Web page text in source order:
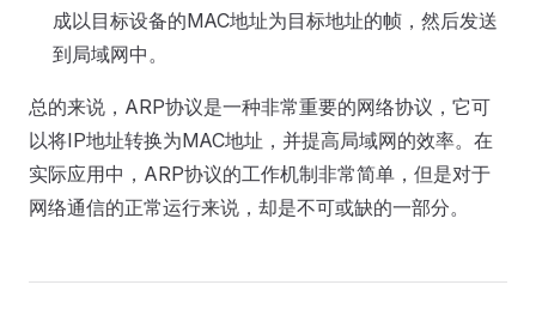
成以目标设备的MAC地址为目标地址的帧，然后发送
到局域网中。
总的来说，ARP协议是一种非常重要的网络协议，它可
以将IP地址转换为MAC地址，并提高局域网的效率。在
实际应用中，ARP协议的工作机制非常简单，但是对于
网络通信的正常运行来说，却是不可或缺的一部分。